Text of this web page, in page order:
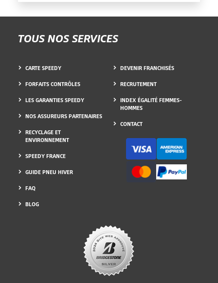
TOUS NOS SERVICES
CARTE SPEEDY
FORFAITS CONTRÔLES
LES GARANTIES SPEEDY
NOS ASSUREURS PARTENAIRES
RECYCLAGE ET
ENVIRONNEMENT
SPEEDY FRANCE
GUIDE PNEU HIVER
FAQ
BLOG
DEVENIR FRANCHISÉS
RECRUTEMENT
INDEX ÉGALITÉ FEMMES-
HOMMES
CONTACT